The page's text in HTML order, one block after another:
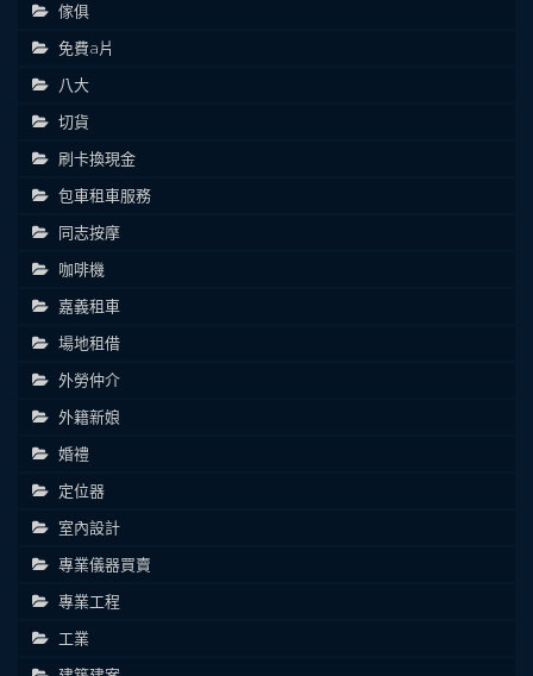
傢俱
免費a片
八大
切貨
刷卡換現金
包車租車服務
同志按摩
咖啡機
嘉義租車
場地租借
外勞仲介
外籍新娘
婚禮
定位器
室內設計
專業儀器買賣
專業工程
工業